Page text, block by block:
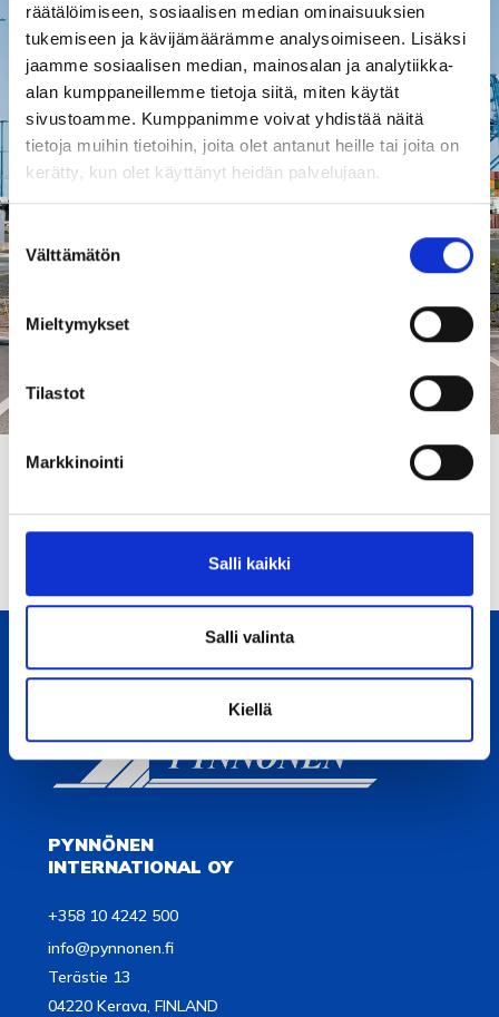
räätälöimiseen, sosiaalisen median ominaisuuksien
tukemiseen ja kävijämäärämme analysoimiseen. Lisäksi
jaamme sosiaalisen median, mainosalan ja analytiikka-
alan kumppaneillemme tietoja siitä, miten käytät
sivustoamme. Kumppanimme voivat yhdistää näitä
tietoja muihin tietoihin, joita olet antanut heille tai joita on
kerätty, kun olet käyttänyt heidän palvelujaan.
Suostumuksen
valinta
Välttämätön
Mieltymykset
Tilastot
Markkinointi
Salli kaikki
Salli valinta
Kiellä
We operate from these locations to
wherever the roads lead. We’ll take
care of all your transport, logistics or
warehouse needs!
REQUEST A QUOTE
PYNNÖNEN
INTERNATIONAL OY
+358 10 4242 500
info@pynnonen.fi
Terästie 13
04220 Kerava, FINLAND